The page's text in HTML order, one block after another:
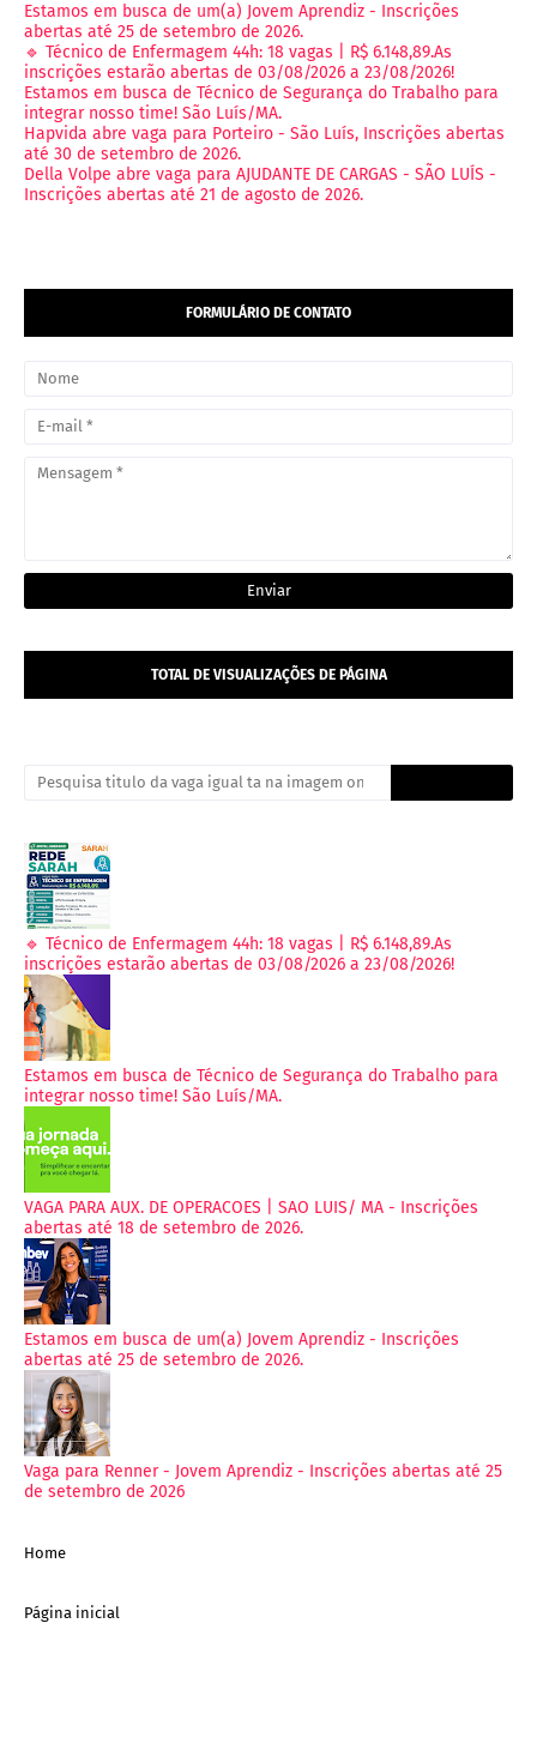
Estamos em busca de um(a) Jovem Aprendiz - Inscrições
abertas até 25 de setembro de 2026.
🔹 Técnico de Enfermagem 44h: 18 vagas | R$ 6.148,89.As
inscrições estarão abertas de 03/08/2026 a 23/08/2026!
Estamos em busca de Técnico de Segurança do Trabalho para
integrar nosso time! São Luís/MA.
Hapvida abre vaga para Porteiro - São Luís, Inscrições abertas
até 30 de setembro de 2026.
Della Volpe abre vaga para AJUDANTE DE CARGAS - SÃO LUÍS -
Inscrições abertas até 21 de agosto de 2026.
FORMULÁRIO DE CONTATO
TOTAL DE VISUALIZAÇÕES DE PÁGINA
🔹 Técnico de Enfermagem 44h: 18 vagas | R$ 6.148,89.As
inscrições estarão abertas de 03/08/2026 a 23/08/2026!
Estamos em busca de Técnico de Segurança do Trabalho para
integrar nosso time! São Luís/MA.
VAGA PARA AUX. DE OPERACOES | SAO LUIS/ MA - Inscrições
abertas até 18 de setembro de 2026.
Estamos em busca de um(a) Jovem Aprendiz - Inscrições
abertas até 25 de setembro de 2026.
Vaga para Renner - Jovem Aprendiz - Inscrições abertas até 25
de setembro de 2026
Home
Página inicial